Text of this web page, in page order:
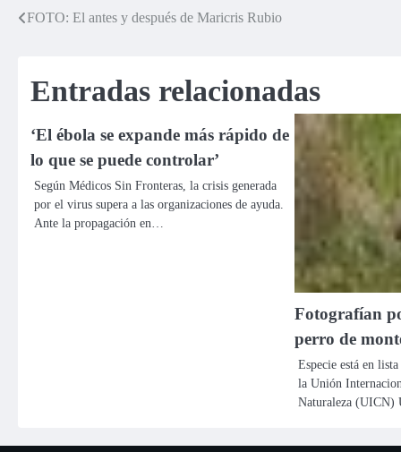
Navegación
entradas
FOTO: El antes y después de Maricris Rubio
Entradas relacionadas
‘El ébola se expande más rápido de
lo que se puede controlar’
Según Médicos Sin Fronteras, la crisis generada
por el virus supera a las organizaciones de ayuda.
Ante la propagación en…
Fotografían
perro de
Especie está en
la Unión
Naturaleza (UICN)